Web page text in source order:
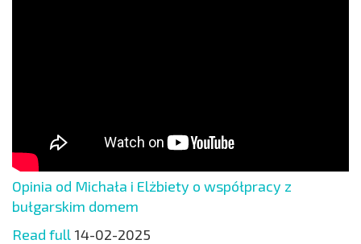
Opinia od Michała i Elżbiety o współpracy z
bułgarskim domem
Read full 14-02-2025